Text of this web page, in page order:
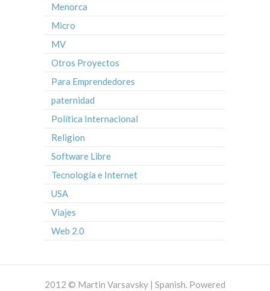
Menorca
Micro
MV
Otros Proyectos
Para Emprendedores
paternidad
Política Internacional
Religion
Software Libre
Tecnología e Internet
USA
Viajes
Web 2.0
2012 © Martin Varsavsky | Spanish. Powered